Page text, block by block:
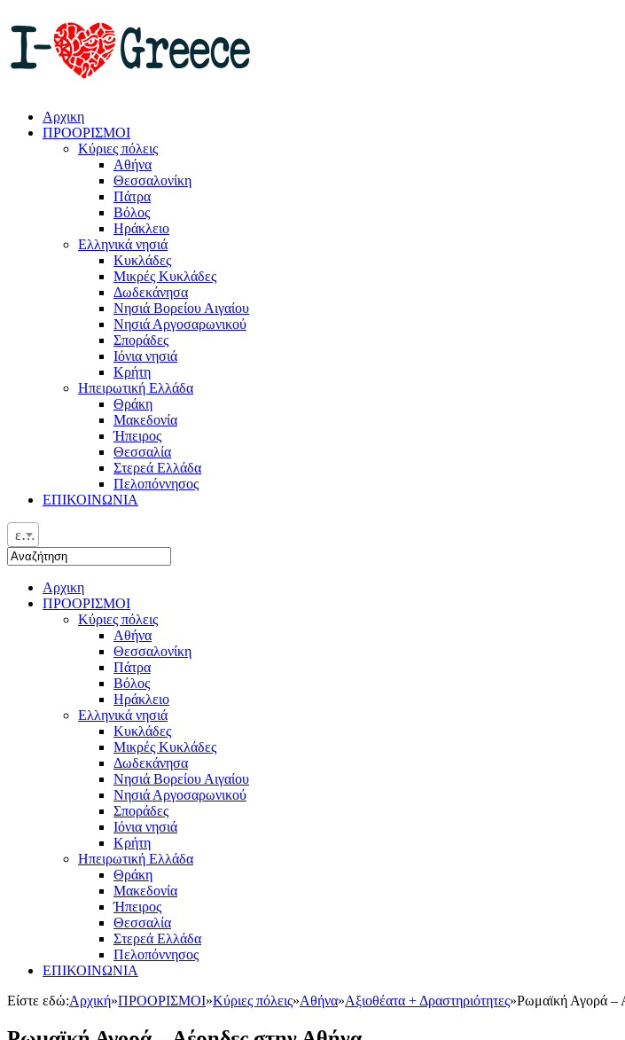
Αρχικη
ΠΡΟΟΡΙΣΜΟΙ
Κύριες πόλεις
Αθήνα
Θεσσαλονίκη
Πάτρα
Βόλος
Ηράκλειο
Ελληνικά νησιά
Κυκλάδες
Μικρές Κυκλάδες
Δωδεκάνησα
Νησιά Βορείου Αιγαίου
Νησιά Αργοσαρωνικού
Σποράδες
Ιόνια νησιά
Κρήτη
Ηπειρωτική Ελλάδα
Θράκη
Μακεδονία
Ήπειρος
Θεσσαλία
Στερεά Ελλάδα
Πελοπόννησος
ΕΠΙΚΟΙΝΩΝΙΑ
ελ
Αρχικη
ΠΡΟΟΡΙΣΜΟΙ
Κύριες πόλεις
Αθήνα
Θεσσαλονίκη
Πάτρα
Βόλος
Ηράκλειο
Ελληνικά νησιά
Κυκλάδες
Μικρές Κυκλάδες
Δωδεκάνησα
Νησιά Βορείου Αιγαίου
Νησιά Αργοσαρωνικού
Σποράδες
Ιόνια νησιά
Κρήτη
Ηπειρωτική Ελλάδα
Θράκη
Μακεδονία
Ήπειρος
Θεσσαλία
Στερεά Ελλάδα
Πελοπόννησος
ΕΠΙΚΟΙΝΩΝΙΑ
Είστε εδώ:Αρχική»ΠΡΟΟΡΙΣΜΟΙ»Κύριες πόλεις»Αθήνα»Αξιοθέατα + Δραστηριότητες»Ρωμαϊκή Αγορά –